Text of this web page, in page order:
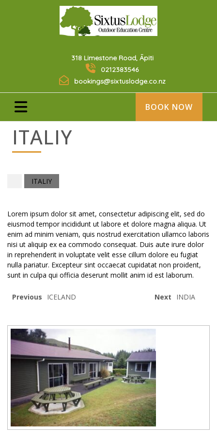
318 Limestone Road, Āpiti
0212383546
bookings@sixtuslodge.co.nz
BOOK NOW
ITALIY
ITALIY
Lorem ipsum dolor sit amet, consectetur adipiscing elit, sed do
eiusmod tempor incididunt ut labore et dolore magna aliqua. Ut
enim ad minim veniam, quis nostrud exercitation ullamco laboris
nisi ut aliquip ex ea commodo consequat. Duis aute irure dolor
in reprehenderit in voluptate velit esse cillum dolore eu fugiat
nulla pariatur. Excepteur sint occaecat cupidatat non proident,
sunt in culpa qui officia deserunt mollit anim id est laborum.
Previous ICELAND Next INDIA